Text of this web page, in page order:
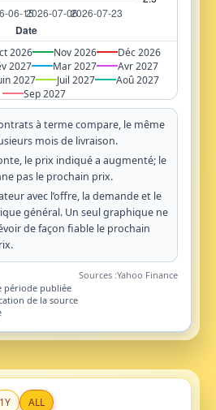
2026 Nov 2026
Déc 2026
2027 Mar 2027
Avr 2027
2027 Juil 2027
Aoû 2027
Sep 2027
à terme compare, le même
mois de livraison.
le prix indiqué a augmenté; le
pas le prochain prix.
avec l’offre, la demande et le
général. Un seul graphique ne
de façon fiable le prochain
Sources :Yahoo Finance
période publiée
de la source
1Y ALL